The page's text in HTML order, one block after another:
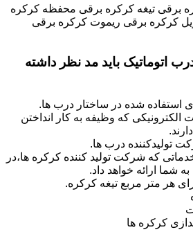
برقی تیغه کرکره برقی محفظه کرکره
کرکره برقی ریموت کرکره برقی
اتوماتیک باید مد نظر داشته
استفاده شده در ساختار درب ها.
الکترونیکی که وظیفه به کار انداختن
تولیدکننده درب ها.
که شرکت تولید کننده کرکره ها،در
شما ارائه خواهد داد.
هر متر مربع تیغه کرکره.
کرکره ها